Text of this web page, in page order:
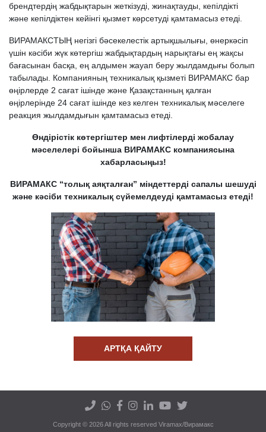
брендтердің жабдықтарын жеткізуді, жинақтауды, кепілдікті
және кепілдіктен кейінгі қызмет көрсетуді қамтамасыз етеді.
ВИРАМАКСТЫҢ негізгі бәсекелестік артықшылығы, өнеркәсіп
үшін кәсіби жүк көтергіш жабдықтардың нарықтағы ең жақсы
бағасынан басқа, ең алдымен жауап беру жылдамдығы болып
табылады. Компанияның техникалық қызметі ВИРАМАКС бар
өңірлерде 2 сағат ішінде және Қазақстанның қалған
өңірлерінде 24 сағат ішінде кез келген техникалық мәселеге
реакция жылдамдығын қамтамасыз етеді.
Өндірістік көтергіштер мен лифтілерді жобалау
мәселелері бойынша ВИРАМАКС компаниясына
хабарласыңыз!
ВИРАМАКС “толық аяқталған” міндеттерді сапалы шешуді
және кәсіби техникалық сүйемелдеуді қамтамасыз етеді!
АРТҚА ҚАЙТУ
Copyright © 2026 All rights reserved Viramax/Вирамакс